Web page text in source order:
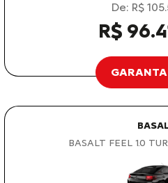
De: R$
R$
GARANTA
BASALT FEEL 1.0